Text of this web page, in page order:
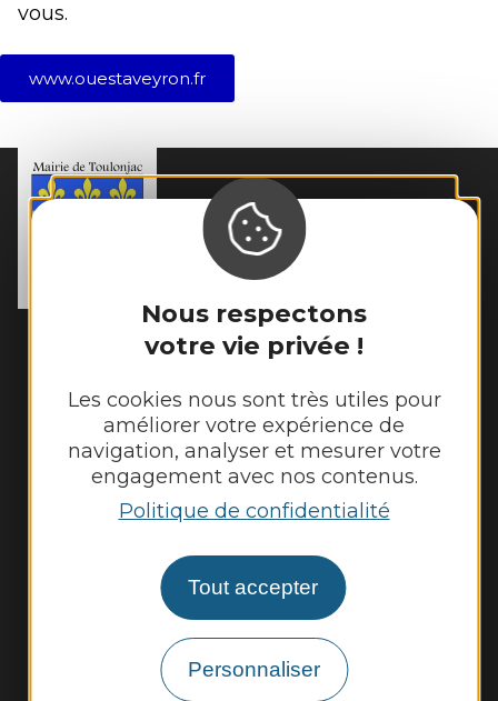
Nous respectons
votre vie privée !
Les cookies nous sont très utiles pour
améliorer votre expérience de
navigation, analyser et mesurer votre
engagement avec nos contenus.
Politique de confidentialité
Tout accepter
Personnaliser
vous.
www.ouestaveyron.fr
MAIRIE DETOULONJAC
10, rue du Mas Viel
12200 Toulonjac
Horaires d'ouverture :
Mardi, mercredi et jeudi : 8h - 12h et 13h30
- 17h30
Vendredi : 9h - 12h et 13h30 - 17h30